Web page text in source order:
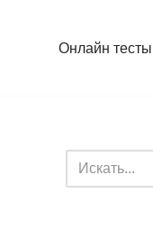
Онлайн тесты